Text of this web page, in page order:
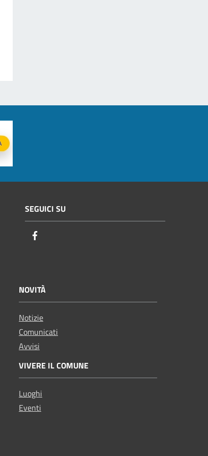
SEGUICI SU
NOVITÀ
Notizie
Comunicati
Avvisi
VIVERE IL COMUNE
Luoghi
Eventi